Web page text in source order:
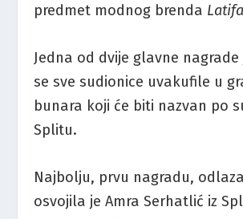
predmet modnog brenda
Jedna od dvije glavne
se sve sudionice uvakufile u
bunara koji će biti nazvan po
Splitu.
Najbolju, prvu nagradu,
osvojila je Amra Serhatlić iz